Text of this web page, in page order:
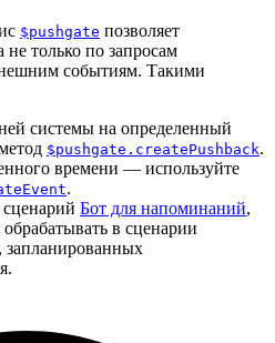
$pushgate позволяет
не только по запросам
событиям. Такими
системы на определенный
$pushgate.createPushback.
времени — используйте
.
Бот для напоминаний,
обрабатывать в сценарии
запланированных